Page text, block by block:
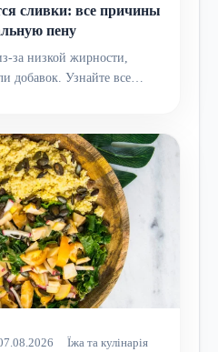
сливки: все причины
пену
за низкой жирности,
добавок. Узнайте все…
Їжа та кулінарія